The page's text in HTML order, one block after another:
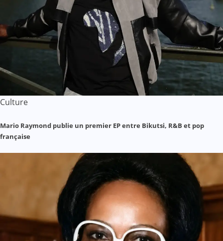
Culture
Mario Raymond publie un premier EP entre Bikutsi, R&B et pop
française